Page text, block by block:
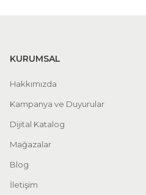
KURUMSAL
Hakkımızda
Kampanya ve Duyurular
Dijital Katalog
Mağazalar
Blog
İletişim